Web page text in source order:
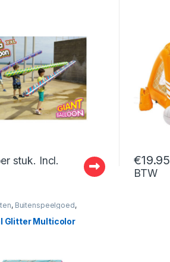
stuk. Incl.
€19.95
BTW
, Buitenspeelgoed,
Glitter Multicolor